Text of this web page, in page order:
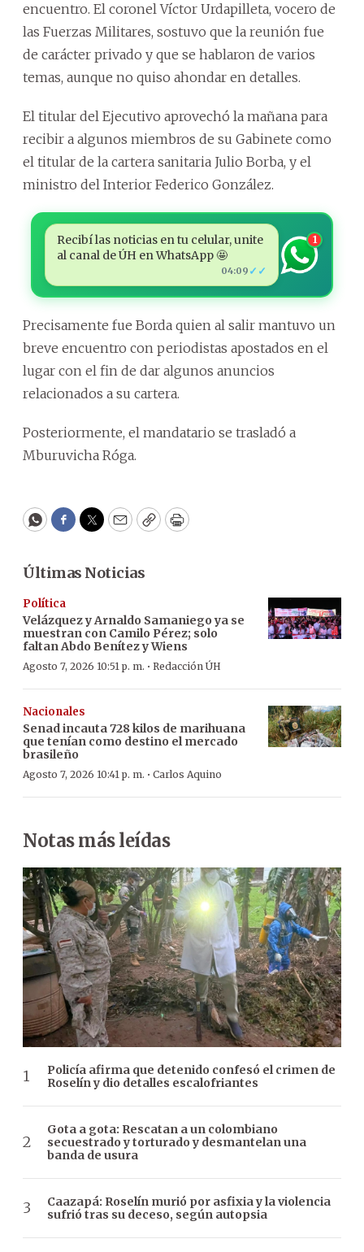
encuentro. El coronel Víctor Urdapilleta, vocero de
las Fuerzas Militares, sostuvo que la reunión fue
de carácter privado y que se hablaron de varios
temas, aunque no quiso ahondar en detalles.
El titular del Ejecutivo aprovechó la mañana para
recibir a algunos miembros de su Gabinete como
el titular de la cartera sanitaria Julio Borba, y el
ministro del Interior Federico González.
Recibí las noticias en tu celular, unite
al canal de ÚH en WhatsApp 🤩
04:09 ✓✓
1
Precisamente fue Borda quien al salir mantuvo un
breve encuentro con periodistas apostados en el
lugar con el fin de dar algunos anuncios
relacionados a su cartera.
Posteriormente, el mandatario se trasladó a
Mburuvicha Róga.
WhatsApp
Facebook
Twitter
EmailCopyPrint
Últimas Noticias
Política
Velázquez y Arnaldo Samaniego ya se
muestran con Camilo Pérez; solo
faltan Abdo Benítez y Wiens
Agosto 7, 2026 10:51 p. m. · Redacción ÚH
Nacionales
Senad incauta 728 kilos de marihuana
que tenían como destino el mercado
brasileño
Agosto 7, 2026 10:41 p. m. · Carlos Aquino
Notas más leídas
Policía afirma que detenido confesó el crimen de
Roselín y dio detalles escalofriantes
Gota a gota: Rescatan a un colombiano
secuestrado y torturado y desmantelan una
banda de usura
Caazapá: Roselín murió por asfixia y la violencia
sufrió tras su deceso, según autopsia